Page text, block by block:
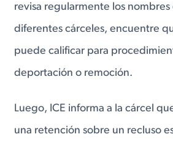
revisa regularmente los nombres
diferentes cárceles, encuentre
puede calificar para
deportación o remoción.
Luego, ICE informa a la cárcel
una retención sobre un recluso